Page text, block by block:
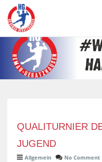
QUALITURNIER
JUGEND
Allgemein No Comment